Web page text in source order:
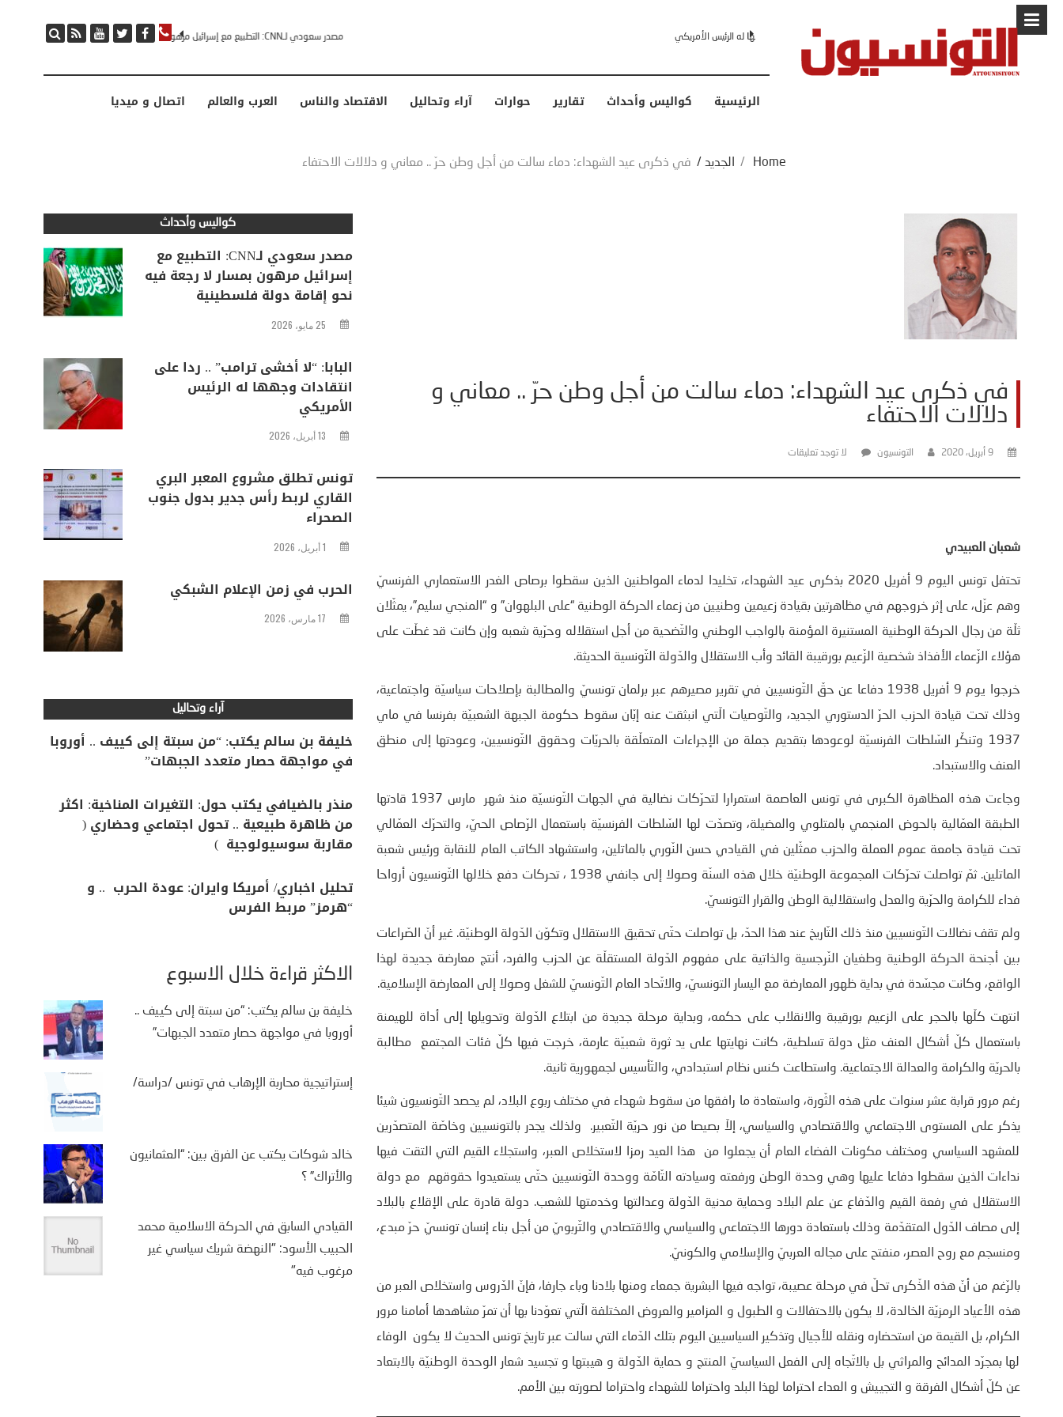
مصدر سعودي لـCNN: التطبيع مع إسرائيل مرهون بمسار لا رجعة فيه نحو إقامة دولة فلسطينية البابا: “لا أخشى ترامب” .. ردا على انتقادات وجهها له الرئيس الأمريكي
الرئيسية كواليس وأحداث تقارير حوارات آراء وتحاليل الاقتصاد والناس العرب والعالم اتصال و ميديا
Home
/ الجديد / في ذكرى عيد الشهداء: دماء سالت من أجل وطن حرّ .. معاني و دلالات الاحتفاء
في ذكرى عيد الشهداء: دماء سالت من أجل وطن حرّ .. معاني و
دلالات الاحتفاء
9 أبريل، 2020 التونسيون لا توجد تعليقات
شعبان العبيدي
تحتفل تونس اليوم 9 أفريل 2020 بذكرى عيد الشهداء، تخليدا لدماء المواطنين الذين سقطوا برصاص الغدر الاستعماري الفرنسيّ
وهم عزّل، على إثر خروجهم في مظاهرتين بقيادة زعيمين وطنيين من زعماء الحركة الوطنية “على البلهوان” و “المنجي سليم”، يمثّلان
ثلّة من رجال الحركة الوطنية المستنيرة المؤمنة بالواجب الوطني والتّضحية من أجل استقلاله وحرّية شعبه وإن كانت قد غطّت على
هؤلاء الزّعماء الأفذاذ شخصية الزّعيم بورقيبة القائد وأب الاستقلال والدّولة التّونسية الحديثة.
خرجوا يوم 9 أفريل 1938 دفاعا عن حقّ التّونسيين في تقرير مصيرهم عبر برلمان تونسيّ والمطالبة بإصلاحات سياسيّة واجتماعية،
وذلك تحت قيادة الحزب الحرّ الدستوري الجديد، والتّوصيات الّتي انبثقت عنه إبّان سقوط حكومة الجبهة الشعبيّة بفرنسا في ماي
1937 وتنكّر السّلطات الفرنسيّة لوعودها بتقديم جملة من الإجراءات المتعلّقة بالحريّات وحقوق التّونسيين، وعودتها إلى منطق
العنف والاستبداد.
وجاءت هذه المظاهرة الكبرى في تونس العاصمة استمرارا لتحرّكات نضالية في الجهات التّونسيّة منذ شهر مارس 1937 قادتها
الطبقة العمّالية بالحوض المنجمي بالمتلوي والمضيلة، وتصدّت لها السّلطات الفرنسيّة باستعمال الرّصاص الحيّ، والتحرّك العمّالي
تحت قيادة جامعة عموم العملة والحزب ممثّلين في القيادي حسن النّوري بالماتلين، واستشهاد الكاتب العام للنقابة ورئيس شعبة
الماتلين. ثمّ تواصلت تحرّكات المجموعة الوطنيّة خلال هذه السنّة وصولا إلى جانفي 1938 ، تحركات دفع خلالها التّونسيون أرواحا
فداء للكرامة والحرّية والعدل واستقلالية الوطن والقرار التونسيّ.
ولم تقف نضالات التّونسيين منذ ذلك التّاريخ عند هذا الحدّ، بل تواصلت حتّى تحقيق الاستقلال وتكوّن الدّولة الوطنيّة. غير أنّ الصّراعات
بين أجنحة الحركة الوطنية وطغيان النّرجسية والذاتية على مفهوم الدّولة المستقلّة عن الحزب والفرد، أنتج معارضة جديدة لهذا
الواقع، وكانت مجسّدة في بداية ظهور المعارضة مع اليسار التونسيّ، والاتّحاد العام التّونسيّ للشغل وصولا إلى المعارضة الإسلامية.
انتهت كلّها بالحجر على الزعيم بورقيبة والانقلاب على حكمه، وبداية مرحلة جديدة من ابتلاع الدّولة وتحويلها إلى أداة للهيمنة
باستعمال كلّ أشكال العنف مثل دولة تسلطية، كانت نهايتها على يد ثورة شعبيّة عارمة، خرجت فيها كلّ فئات المجتمع مطالبة
بالحريّة والكرامة والعدالة الاجتماعية. واستطاعت كنس نظام استبدادي، والتّأسيس لجمهورية ثانية.
رغم مرور قرابة عشر سنوات على هذه الثّورة، واستعادة ما رافقها من سقوط شهداء في مختلف ربوع البلاد، لم يحصد التّونسيون شيئا
يذكر على المستوى الاجتماعي والاقتصادي والسياسي، إلاّ بصيصا من نور حريّة التّعبير. ولذلك يجدر بالتونسيين وخاصّة المتصدّرين
للمشهد السياسي ومختلف مكونات الفضاء العام أن يجعلوا من هذا العيد رمزا لاستخلاص العبر، واستجلاء القيم التي التقت فيها
نداءات الذين سقطوا دفاعا عليها وهي وحدة الوطن ورفعته وسيادته التّامّة ووحدة التّونسيين حتّى يستعيدوا حقوقهم مع دولة
الاستقلال في رفعة القيم والدّفاع عن علم البلاد وحماية مدنية الدّولة وعدالتها وخدمتها للشعب. دولة قادرة على الإقلاع بالبلاد
إلى مصاف الدّول المتقدّمة وذلك باستعادة دورها الاجتماعي والسياسي والاقتصادي والتّربويّ من أجل بناء إنسان تونسيّ حرّ مبدع،
ومنسجم مع روح العصر، منفتح على مجاله العربيّ والإسلامي والكونيّ.
بالرّغم من أنّ هذه الذّكرى تحلّ في مرحلة عصيبة، تواجه فيها البشرية جمعاء ومنها بلادنا وباء جارفا، فإنّ الدّروس واستخلاص العبر من
هذه الأعياد الرمزيّة الخالدة، لا يكون بالاحتفالات و الطبول و المزامير والعروض المختلفة الّتي تعوّدنا بها أن تمرّ مشاهدها أمامنا مرور
الكرام، بل القيمة من استحضاره ونقله للأجيال وتذكير السياسيين اليوم بتلك الدّماء التي سالت عبر تاريخ تونس الحديث لا يكون الوفاء
لها بمجرّد المدائح والمراثي بل بالاتّجاه إلى الفعل السياسيّ المنتج و حماية الدّولة و هيبتها و تجسيد شعار الوحدة الوطنيّة بالابتعاد
عن كلّ أشكال الفرقة و التجييش و العداء احتراما لهذا البلد واحتراما للشهداء واحتراما لصورته بين الأمم.
كواليس وأحداث
مصدر سعودي لـCNN: التطبيع مع
إسرائيل مرهون بمسار لا رجعة فيه
نحو إقامة دولة فلسطينية
25 مايو، 2026
البابا: “لا أخشى ترامب” .. ردا على
انتقادات وجهها له الرئيس
الأمريكي
13 أبريل، 2026
تونس تطلق مشروع المعبر البري
القاري لربط رأس جدير بدول جنوب
الصحراء
1 أبريل، 2026
الحرب في زمن الإعلام الشبكي
17 مارس، 2026
آراء وتحاليل
خليفة بن سالم يكتب: “من سبتة إلى كييف .. أوروبا
في مواجهة حصار متعدد الجبهات”
منذر بالضيافي يكتب حول: التغيرات المناخية: اكثر
من ظاهرة طبيعية .. تحول اجتماعي وحضاري (
مقاربة سوسيولوجية )
تحليل اخباري/ أمريكا وايران: عودة الحرب .. و
“هرمز” مربط الفرس
الأكثر قراءة خلال الأسبوع
خليفة بن سالم يكتب: “من سبتة إلى كييف ..
أوروبا في مواجهة حصار متعدد الجبهات”
إستراتيجية محاربة الإرهاب في تونس /دراسة/
خالد شوكات يكتب عن الفرق بين: “العثمانيون
والأتراك” ؟
القيادي السابق في الحركة الاسلامية محمد
الحبيب الأسود: "النهضة شريك سياسي غير
مرغوب فيه"